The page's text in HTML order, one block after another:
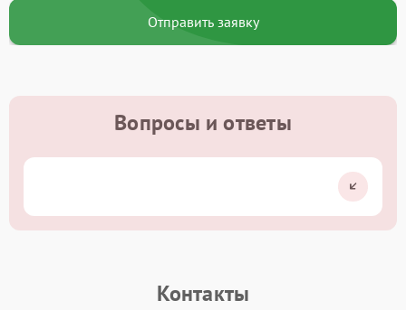
Отправить заявку
Вопросы и ответы
Контакты